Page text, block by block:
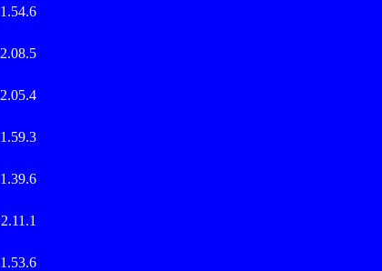
1.54.6
2.08.5
2.05.4
1.59.3
1.39.6
2.11.1
1.53.6